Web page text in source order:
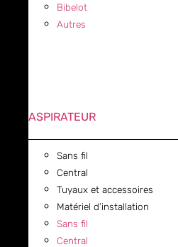
Bibelot
Autres
ASPIRATEUR
Sans fil
Central
Tuyaux et accessoires
Matériel d’installation
Sans fil
Central